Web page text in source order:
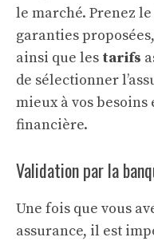
le marché. Prenez
garanties
ainsi que les tarifs
de sélectionner
mieux à vos
financière.
Validation par la
Une fois que vous
assurance, il est